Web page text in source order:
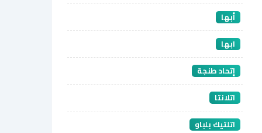
أبها
ابها
إتحاد طنجة
اتلانتا
اتلتيك بلباو